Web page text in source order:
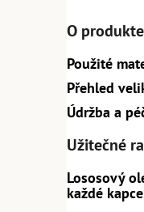
O
Použité
Přehled
Údržba a
Užitečné
Lososový
každé kapce